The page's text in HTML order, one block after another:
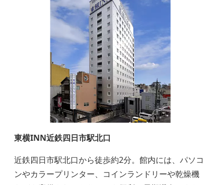
東横INN近鉄四日市駅北口
近鉄四日市駅北口から徒歩約2分。館内には、パソコ
ンやカラープリンター、コインランドリーや乾燥機